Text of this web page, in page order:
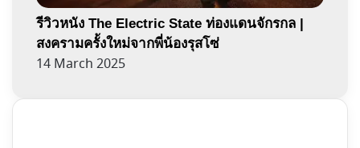
รีวิวหนัง The Electric State ท่องแดนจักรกล |
สงครามครั้งใหม่จากพี่น้องรุสโซ่
14 March 2025